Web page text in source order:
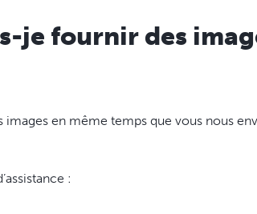
je fournir des
en même temps que vous nous
: